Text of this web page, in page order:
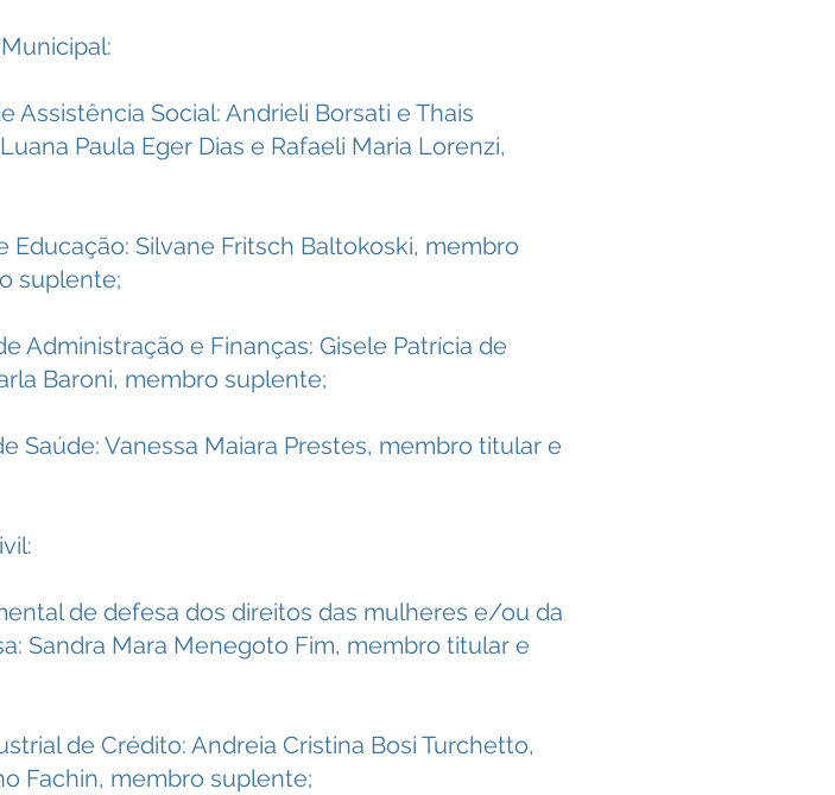
Social: Andrieli Borsati e Thais
Paula Eger Dias e Rafaeli Maria Lorenzi,
Silvane Fritsch Baltokoski, membro
suplente;
Administração e Finanças: Gisele Patrícia de
Baroni, membro suplente;
Saúde: Vanessa Maiara Prestes, membro titular e
de defesa dos direitos das mulheres e/ou da
Sandra Mara Menegoto Fim, membro titular e
de Crédito: Andreia Cristina Bosi Turchetto,
Fachin, membro suplente;